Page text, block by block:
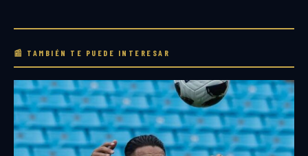
📰 TAMBIÉN TE PUEDE INTERESAR